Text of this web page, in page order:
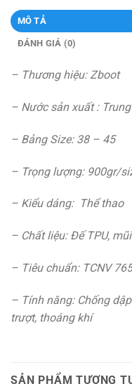
MÔ TẢ
ĐÁNH GIÁ (0)
– Thương hiệu: Zboot
– Nước sản xuất :
– Bảng Size: 38 – 45
– Trọng lượng: 900gr/
– Kiểu dáng: Thể thao
– Chất liệu: Đế TPU,
– Tiêu chuẩn: TCNV
– Tính năng: Chống
trượt, thoáng khí
SẢN PHẨM TƯƠNG